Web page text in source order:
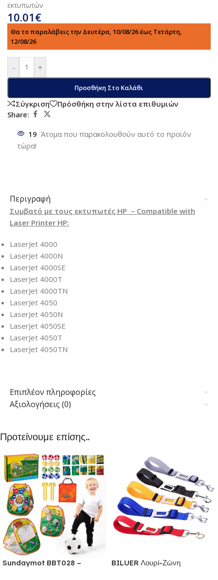
εκτυπωτών
10.01€
Θα το παραλάβεις την Δευτέρα, 10/08/26 έως Τετάρτη,
12/08/26
- +
Προσθήκη Στο Καλάθι
Σύγκριση
Πρόσθήκη στην λίστα επιθυμιών
Share:
19 Άτομα που παρακολουθούν αυτό το προϊόν
τώρα!
Περιγραφή
Συμβατό με τους εκτυπωτές HP – Compatible with
Laser Printer HP:
LaserJet 4000
LaserJet 4000N
LaserJet 4000SE
LaserJet 4000T
LaserJet 4000TN
LaserJet 4050
LaserJet 4050N
LaserJet 4050SE
LaserJet 4050T
LaserJet 4050TN
Επιπλέον πληροφορίες
Αξιολογήσεις (0)
Προτείνουμε επίσης..
Sundaymot BBT028 –
BILUER Λουρί-Ζώνη